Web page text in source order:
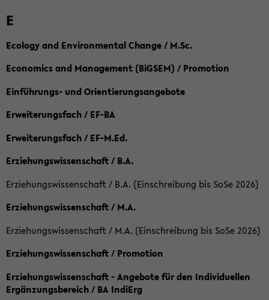
E
Ecology and Environmental Change / M.Sc.
Economics and Management (BiGSEM) / Promotion
Einführungs- und Orientierungsangebote
Erweiterungsfach / EF-BA
Erweiterungsfach / EF-M.Ed.
Erziehungswissenschaft / B.A.
Erziehungswissenschaft / B.A. (Einschreibung bis SoSe 2026)
Erziehungswissenschaft / M.A.
Erziehungswissenschaft / M.A. (Einschreibung bis SoSe 2026)
Erziehungswissenschaft / Promotion
Erziehungswissenschaft - Angebote für den Individuellen
Ergänzungsbereich / BA IndiErg